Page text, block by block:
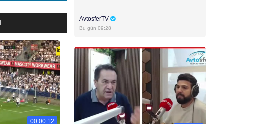
00:00:12
AvtosferTV
Bu gün 09:28